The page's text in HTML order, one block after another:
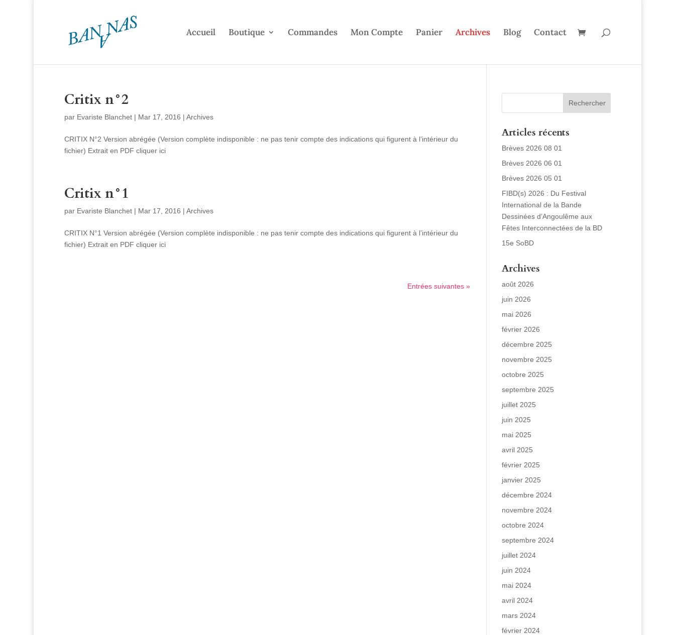
Accueil Boutique Commandes Mon Compte Panier Archives Blog Contact
Critix n°2
par Evariste Blanchet| Mar 17, 2016 | Archives
CRITIX N°2 Version abrégée (Version complète indisponible : ne pas tenir compte des indications qui figurent à l’intérieur du
fichier) Extrait en PDF cliquer ici
Critix n°1
par Evariste Blanchet| Mar 17, 2016 | Archives
CRITIX N°1 Version abrégée (Version complète indisponible : ne pas tenir compte des indications qui figurent à l’intérieur du
fichier) Extrait en PDF cliquer ici
Entrées suivantes »
Articles récents
Brèves 2026 08 01
Brèves 2026 06 01
Brèves 2026 05 01
FIBD(s) 2026 : Du Festival
International de la Bande
Dessinées d’Angoulême aux
Fêtes Interconnectées de la BD
15e SoBD
Archives
août 2026
juin 2026
mai 2026
février 2026
décembre 2025
novembre 2025
octobre 2025
septembre 2025
juillet 2025
juin 2025
mai 2025
avril 2025
février 2025
janvier 2025
décembre 2024
novembre 2024
octobre 2024
septembre 2024
juillet 2024
juin 2024
mai 2024
avril 2024
mars 2024
février 2024